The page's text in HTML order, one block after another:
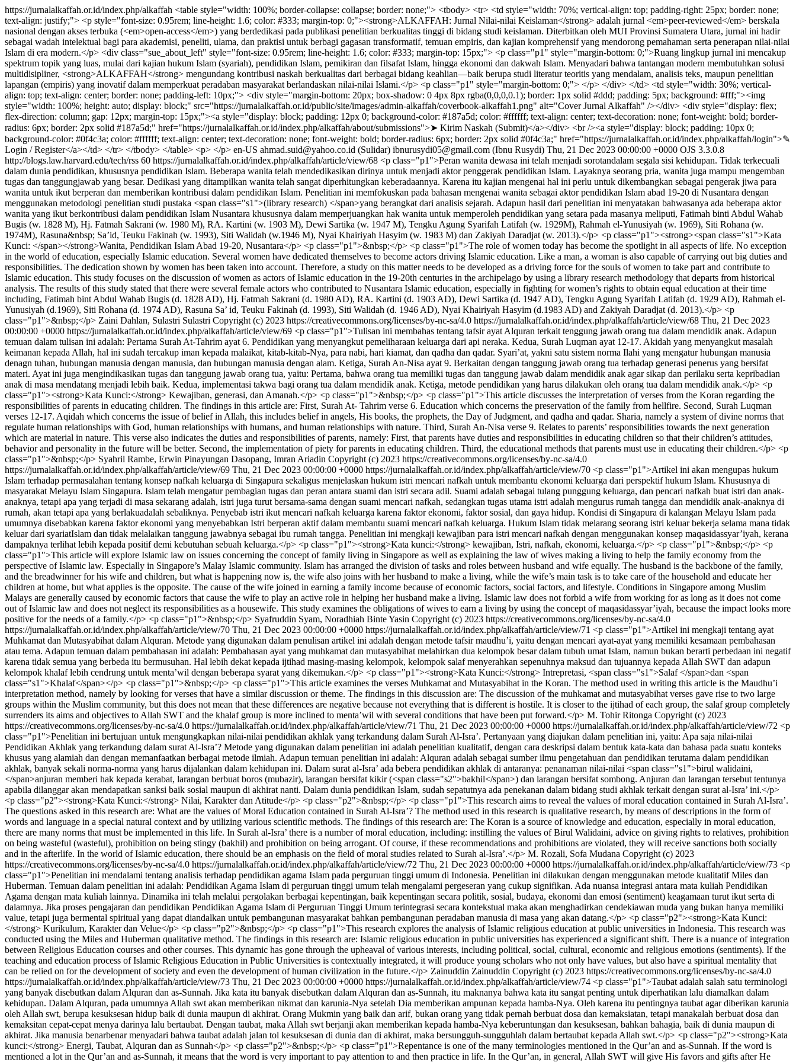
https://jurnalalkaffah.or.id/index.php/alkaffah <table style="width: 100%; border-collapse: collapse; border: none;"> <tbody> <tr> <td style="width: 70%; vertical-align: top; padding-right: 25px; border: none;
text-align: justify;"> <p style="font-size: 0.95rem; line-height: 1.6; color: #333; margin-top: 0;"><strong>ALKAFFAH: Jurnal Nilai-nilai Keislaman</strong> adalah jurnal <em>peer-reviewed</em> berskala
nasional dengan akses terbuka (<em>open-access</em>) yang berdedikasi pada publikasi penelitian berkualitas tinggi di bidang studi keislaman. Diterbitkan oleh MUI Provinsi Sumatera Utara, jurnal ini hadir
sebagai wadah intelektual bagi para akademisi, peneliti, ulama, dan praktisi untuk berbagi gagasan transformatif, temuan empiris, dan kajian komprehensif yang mendorong pemahaman serta penerapan nilai-nilai
Islam di era modern.</p> <div class="sue_about_left" style="font-size: 0.95rem; line-height: 1.6; color: #333; margin-top: 15px;"> <p class="p1" style="margin-bottom: 0;">Ruang lingkup jurnal ini mencakup
spektrum topik yang luas, mulai dari kajian hukum Islam (syariah), pendidikan Islam, pemikiran dan filsafat Islam, hingga ekonomi dan dakwah Islam. Menyadari bahwa tantangan modern membutuhkan solusi
multidisipliner, <strong>ALKAFFAH</strong> mengundang kontribusi naskah berkualitas dari berbagai bidang keahlian—baik berupa studi literatur teoritis yang mendalam, analisis teks, maupun penelitian
lapangan (empiris) yang inovatif dalam memperkuat peradaban masyarakat berlandaskan nilai-nilai Islami.</p> <p class="p1" style="margin-bottom: 0;"> </p> </div> </td> <td style="width: 30%; vertical-
align: top; text-align: center; border: none; padding-left: 10px;"> <div style="margin-bottom: 20px; box-shadow: 0 4px 8px rgba(0,0,0,0.1); border: 1px solid #ddd; padding: 5px; background: #fff;"><img
style="width: 100%; height: auto; display: block;" src="https://jurnalalkaffah.or.id/public/site/images/admin-alkaffah/coverbook-alkaffah1.png" alt="Cover Jurnal Alkaffah" /></div> <div style="display: flex;
flex-direction: column; gap: 12px; margin-top: 15px;"><a style="display: block; padding: 12px 0; background-color: #187a5d; color: #ffffff; text-align: center; text-decoration: none; font-weight: bold; border-
radius: 6px; border: 2px solid #187a5d;" href="https://jurnalalkaffah.or.id/index.php/alkaffah/about/submissions">➤ Kirim Naskah (Submit)</a></div> <br /><a style="display: block; padding: 10px 0;
background-color: #0f4c3a; color: #ffffff; text-align: center; text-decoration: none; font-weight: bold; border-radius: 6px; border: 2px solid #0f4c3a;" href="https://jurnalalkaffah.or.id/index.php/alkaffah/login">✎
Login / Register</a></td> </tr> </tbody> </table> <p> </p> en-US ahmad.suid@yahoo.co.id (Sulidar) ibnurusydi05@gmail.com (Ibnu Rusydi) Thu, 21 Dec 2023 00:00:00 +0000 OJS 3.3.0.8
http://blogs.law.harvard.edu/tech/rss 60 https://jurnalalkaffah.or.id/index.php/alkaffah/article/view/68 <p class="p1">Peran wanita dewasa ini telah menjadi sorotandalam segala sisi kehidupan. Tidak terkecuali
dalam dunia pendidikan, khususnya pendidikan Islam. Beberapa wanita telah mendedikasikan dirinya untuk menjadi aktor penggerak pendidikan Islam. Layaknya seorang pria, wanita juga mampu mengemban
tugas dan tanggungjawab yang besar. Dedikasi yang ditampilkan wanita telah sangat diperhitungkan keberadaannya. Karena itu kajian mengenai hal ini perlu untuk dikembangkan sebagai pengerak jiwa para
wanita untuk ikut berperan dan memberikan kontribusi dalam pendidikan Islam. Penelitian ini memfokuskan pada bahasan mengenai wanita sebagai aktor pendidikan Islam abad 19-20 di Nusantara dengan
menggunakan metodologi penelitian studi pustaka <span class="s1">(library research) </span>yang berangkat dari analisis sejarah. Adapun hasil dari penelitian ini menyatakan bahwasanya ada beberapa aktor
wanita yang ikut berkontribusi dalam pendidikan Islam Nusantara khususnya dalam memperjuangkan hak wanita untuk memperoleh pendidikan yang setara pada masanya meliputi, Fatimah binti Abdul Wahab
Bugis (w. 1828 M), Hj. Fatmah Sakrani (w. 1980 M), RA. Kartini (w. 1903 M), Dewi Sartika (w. 1947 M), Tengku Agung Syarifah Latifah (w. 1929M), Rahmah el-Yunusiyah (w. 1969), Siti Rohana (w.
1974M), Rasuna&nbsp; Sa’id, Teuku Fakinah (w. 1993), Siti Walidah (w.1946 M), Nyai Khairiyah Hasyim (w. 1983 M) dan Zakiyah Daradjat (w. 2013).</p> <p class="p1"><strong><span class="s1">Kata
Kunci: </span></strong>Wanita, Pendidikan Islam Abad 19-20, Nusantara</p> <p class="p1">&nbsp;</p> <p class="p1">The role of women today has become the spotlight in all aspects of life. No exception
in the world of education, especially Islamic education. Several women have dedicated themselves to become actors driving Islamic education. Like a man, a woman is also capable of carrying out big duties and
responsibilities. The dedication shown by women has been taken into account. Therefore, a study on this matter needs to be developed as a driving force for the souls of women to take part and contribute to
Islamic education. This study focuses on the discussion of women as actors of Islamic education in the 19-20th centuries in the archipelago by using a library research methodology that departs from historical
analysis. The results of this study stated that there were several female actors who contributed to Nusantara Islamic education, especially in fighting for women’s rights to obtain equal education at their time
including, Fatimah bint Abdul Wahab Bugis (d. 1828 AD), Hj. Fatmah Sakrani (d. 1980 AD), RA. Kartini (d. 1903 AD), Dewi Sartika (d. 1947 AD), Tengku Agung Syarifah Latifah (d. 1929 AD), Rahmah el-
Yunusiyah (d.1969), Siti Rohana (d. 1974 AD), Rasuna Sa’ id, Teuku Fakinah (d. 1993), Siti Walidah (d. 1946 AD), Nyai Khairiyah Hasyim (d.1983 AD) and Zakiyah Daradjat (d. 2013).</p> <p
class="p1">&nbsp;</p> Zaini Dahlan, Sulastri Sulastri Copyright (c) 2023 https://creativecommons.org/licenses/by-nc-sa/4.0 https://jurnalalkaffah.or.id/index.php/alkaffah/article/view/68 Thu, 21 Dec 2023
00:00:00 +0000 https://jurnalalkaffah.or.id/index.php/alkaffah/article/view/69 <p class="p1">Tulisan ini membahas tentang tafsir ayat Alquran terkait tenggung jawab orang tua dalam mendidik anak. Adapun
temuan dalam tulisan ini adalah: Pertama Surah At-Tahrim ayat 6. Pendidikan yang menyangkut pemeliharaan keluarga dari api neraka. Kedua, Surah Luqman ayat 12-17. Akidah yang menyangkut masalah
keimanan kepada Allah, hal ini sudah tercakup iman kepada malaikat, kitab-kitab-Nya, para nabi, hari kiamat, dan qadha dan qadar. Syari’at, yakni satu sistem norma Ilahi yang mengatur hubungan manusia
denagn tuhan, hubungan manusia dengan manusia, dan hubungan manusia dengan alam. Ketiga, Surah An-Nisa ayat 9. Berkaitan dengan tanggung jawab orang tua terhadap generasi penerus yang bersifat
materi. Ayat ini juga mengindikasikan tugas dan tanggung jawab orang tua, yaitu: Pertama, bahwa orang tua memiliki tugas dan tanggung jawab dalam mendidik anak agar sikap dan perilaku serta kepribadian
anak di masa mendatang menjadi lebih baik. Kedua, implementasi takwa bagi orang tua dalam mendidik anak. Ketiga, metode pendidikan yang harus dilakukan oleh orang tua dalam mendidik anak.</p> <p
class="p1"><strong>Kata Kunci:</strong> Kewajiban, generasi, dan Amanah.</p> <p class="p1">&nbsp;</p> <p class="p1">This article discusses the interpretation of verses from the Koran regarding the
responsibilities of parents in educating children. The findings in this article are: First, Surah At- Tahrim verse 6. Education which concerns the preservation of the family from hellfire. Second, Surah Luqman
verses 12-17. Aqidah which concerns the issue of belief in Allah, this includes belief in angels, His books, the prophets, the Day of Judgment, and qadha and qadar. Sharia, namely a system of divine norms that
regulate human relationships with God, human relationships with humans, and human relationships with nature. Third, Surah An-Nisa verse 9. Relates to parents’ responsibilities towards the next generation
which are material in nature. This verse also indicates the duties and responsibilities of parents, namely: First, that parents have duties and responsibilities in educating children so that their children’s attitudes,
behavior and personality in the future will be better. Second, the implementation of piety for parents in educating children. Third, the educational methods that parents must use in educating their children.</p> <p
class="p1">&nbsp;</p> Syahril Rambe, Erwin Pinayungan Dasopang, Imran Ariadin Copyright (c) 2023 https://creativecommons.org/licenses/by-nc-sa/4.0
https://jurnalalkaffah.or.id/index.php/alkaffah/article/view/69 Thu, 21 Dec 2023 00:00:00 +0000 https://jurnalalkaffah.or.id/index.php/alkaffah/article/view/70 <p class="p1">Artikel ini akan mengupas hukum
Islam terhadap permasalahan tentang konsep nafkah keluarga di Singapura sekaligus menjelaskan hukum istri mencari nafkah untuk membantu ekonomi keluarga dari perspektif hukum Islam. Khususnya di
masyarakat Melayu Islam Singapura. Islam telah mengatur pembagian tugas dan peran antara suami dan istri secara adil. Suami adalah sebagai tulang punggung keluarga, dan pencari nafkah buat istri dan anak-
anaknya, tetapi apa yang terjadi di masa sekarang adalah, istri juga turut bersama-sama dengan suami mencari nafkah, sedangkan tugas utama istri adalah mengurus rumah tangga dan mendidik anak-anaknya di
rumah, akan tetapi apa yang berlakuadalah sebaliknya. Penyebab istri ikut mencari nafkah keluarga karena faktor ekonomi, faktor sosial, dan gaya hidup. Kondisi di Singapura di kalangan Melayu Islam pada
umumnya disebabkan karena faktor ekonomi yang menyebabkan Istri berperan aktif dalam membantu suami mencari nafkah keluarga. Hukum Islam tidak melarang seorang istri keluar bekerja selama mana tidak
keluar dari syariatIslam dan tidak melalaikan tanggung jawabnya sebagai ibu rumah tangga. Penelitian ini mengkaji kewajiban para istri mencari nafkah dengan menggunakan konsep maqasidassyar’iyah, kerana
dampaknya terlihat lebih kepada positif demi kebutuhan sebuah keluarga.</p> <p class="p1"><strong>Kata kunci:</strong> kewajiban, Istri, nafkah, ekonomi, keluarga.</p> <p class="p1">&nbsp;</p> <p
class="p1">This article will explore Islamic law on issues concerning the concept of family living in Singapore as well as explaining the law of wives making a living to help the family economy from the
perspective of Islamic law. Especially in Singapore’s Malay Islamic community. Islam has arranged the division of tasks and roles between husband and wife equally. The husband is the backbone of the family,
and the breadwinner for his wife and children, but what is happening now is, the wife also joins with her husband to make a living, while the wife’s main task is to take care of the household and educate her
children at home, but what applies is the opposite. The cause of the wife joined in earning a family income because of economic factors, social factors, and lifestyle. Conditions in Singapore among Muslim
Malays are generally caused by economic factors that cause the wife to play an active role in helping her husband make a living. Islamic law does not forbid a wife from working for as long as it does not come
out of Islamic law and does not neglect its responsibilities as a housewife. This study examines the obligations of wives to earn a living by using the concept of maqasidassyar’iyah, because the impact looks more
positive for the needs of a family.</p> <p class="p1">&nbsp;</p> Syafruddin Syam, Noradhiah Binte Yasin Copyright (c) 2023 https://creativecommons.org/licenses/by-nc-sa/4.0
https://jurnalalkaffah.or.id/index.php/alkaffah/article/view/70 Thu, 21 Dec 2023 00:00:00 +0000 https://jurnalalkaffah.or.id/index.php/alkaffah/article/view/71 <p class="p1">Artikel ini mengkaji tentang ayat
Muhkamat dan Mutasyabihat dalam Alquran. Metode yang digunakan dalam penulisan artikel ini adalah dengan metode tafsir maudhu’i, yaitu dengan mencari ayat-ayat yang memiliki kesamaan pembahasan
atau tema. Adapun temuan dalam pembahasan ini adalah: Pembahasan ayat yang muhkamat dan mutasyabihat melahirkan dua kelompok besar dalam tubuh umat Islam, namun bukan berarti perbedaan ini negatif
karena tidak semua yang berbeda itu bermusuhan. Hal lebih dekat kepada ijtihad masing-masing kelompok, kelompok salaf menyerahkan sepenuhnya maksud dan tujuannya kepada Allah SWT dan adapun
kelompok khalaf lebih cendrung untuk menta’wil dengan beberapa syarat yang dikemukan.</p> <p class="p1"><strong>Kata Kunci:</strong> Intrepretasi, <span class="s1">Salaf </span>dan <span
class="s1">Khalaf</span></p> <p class="p1">&nbsp;</p> <p class="p1">This article examines the verses Muhkamat and Mutasyabihat in the Koran. The method used in writing this article is the Maudhu’i
interpretation method, namely by looking for verses that have a similar discussion or theme. The findings in this discussion are: The discussion of the muhkamat and mutasyabihat verses gave rise to two large
groups within the Muslim community, but this does not mean that these differences are negative because not everything that is different is hostile. It is closer to the ijtihad of each group, the salaf group completely
surrenders its aims and objectives to Allah SWT and the khalaf group is more inclined to menta’wil with several conditions that have been put forward.</p> M. Tohir Ritonga Copyright (c) 2023
https://creativecommons.org/licenses/by-nc-sa/4.0 https://jurnalalkaffah.or.id/index.php/alkaffah/article/view/71 Thu, 21 Dec 2023 00:00:00 +0000 https://jurnalalkaffah.or.id/index.php/alkaffah/article/view/72 <p
class="p1">Penelitian ini bertujuan untuk mengungkapkan nilai-nilai pendidikan akhlak yang terkandung dalam Surah Al-Isra’. Pertanyaan yang diajukan dalam penelitian ini, yaitu: Apa saja nilai-nilai
Pendidikan Akhlak yang terkandung dalam surat Al-Isra’? Metode yang digunakan dalam penelitian ini adalah penelitian kualitatif, dengan cara deskripsi dalam bentuk kata-kata dan bahasa pada suatu konteks
khusus yang alamiah dan dengan memanfaatkan berbagai metode ilmiah. Adapun temuan penelitian ini adalah: Alquran adalah sebagai sumber ilmu pengetahuan dan pendidikan terutama dalam pendidikan
akhlak, banyak sekali norma-norma yang harus dijalankan dalam kehidupan ini. Dalam surat al-Isra’ ada bebera pendidikan akhlak di antaranya: penanaman nilai-nilai <span class="s1">birul walidaini,
</span>anjuran memberi hak kepada kerabat, larangan berbuat boros (mubazir), larangan bersifat kikir (<span class="s2">bakhil</span>) dan larangan bersifat sombong. Anjuran dan larangan tersebut tentunya
apabila dilanggar akan mendapatkan sanksi baik sosial maupun di akhirat nanti. Dalam dunia pendidikan Islam, sudah sepatutnya ada penekanan dalam bidang studi akhlak terkait dengan surat al-Isra’ ini.</p>
<p class="p2"><strong>Kata Kunci:</strong> Nilai, Karakter dan Atitude</p> <p class="p2">&nbsp;</p> <p class="p1">This research aims to reveal the values of moral education contained in Surah Al-Isra’.
The questions asked in this research are: What are the values of Moral Education contained in Surah Al-Isra’? The method used in this research is qualitative research, by means of descriptions in the form of
words and language in a special natural context and by utilizing various scientific methods. The findings of this research are: The Koran is a source of knowledge and education, especially in moral education,
there are many norms that must be implemented in this life. In Surah al-Isra’ there is a number of moral education, including: instilling the values of Birul Walidaini, advice on giving rights to relatives, prohibition
on being wasteful (wasteful), prohibition on being stingy (bakhil) and prohibition on being arrogant. Of course, if these recommendations and prohibitions are violated, they will receive sanctions both socially
and in the afterlife. In the world of Islamic education, there should be an emphasis on the field of moral studies related to Surah al-Isra’.</p> M. Rozali, Sofa Mudana Copyright (c) 2023
https://creativecommons.org/licenses/by-nc-sa/4.0 https://jurnalalkaffah.or.id/index.php/alkaffah/article/view/72 Thu, 21 Dec 2023 00:00:00 +0000 https://jurnalalkaffah.or.id/index.php/alkaffah/article/view/73 <p
class="p1">Penelitian ini mendalami tentang analisis terhadap pendidikan agama Islam pada perguruan tinggi umum di Indonesia. Penelitian ini dilakukan dengan menggunakan metode kualitatif Miles dan
Huberman. Temuan dalam penelitian ini adalah: Pendidikan Agama Islam di perguruan tinggi umum telah mengalami pergeseran yang cukup signifikan. Ada nuansa integrasi antara mata kuliah Pendidikan
Agama dengan mata kuliah lainnya. Dinamika ini telah melalui pergolakan berbagai kepentingan, baik kepentingan secara politik, sosial, budaya, ekonomi dan emosi (sentiment) keagamaan turut ikut serta di
dalamnya. Jika proses pengajaran dan pendidikan Pendidikan Agama Islam di Perguruan Tinggi Umum terintegrasi secara kontekstual maka akan menghadirkan cendekiawan muda yang bukan hanya memiliki
value, tetapi juga bermental spiritual yang dapat diandalkan untuk pembangunan masyarakat bahkan pembangunan peradaban manusia di masa yang akan datang.</p> <p class="p2"><strong>Kata Kunci:
</strong> Kurikulum, Karakter dan Velue</p> <p class="p2">&nbsp;</p> <p class="p1">This research explores the analysis of Islamic religious education at public universities in Indonesia. This research was
conducted using the Miles and Huberman qualitative method. The findings in this research are: Islamic religious education in public universities has experienced a significant shift. There is a nuance of integration
between Religious Education courses and other courses. This dynamic has gone through the upheaval of various interests, including political, social, cultural, economic and religious emotions (sentiments). If the
teaching and education process of Islamic Religious Education in Public Universities is contextually integrated, it will produce young scholars who not only have values, but also have a spiritual mentality that
can be relied on for the development of society and even the development of human civilization in the future.</p> Zainuddin Zainuddin Copyright (c) 2023 https://creativecommons.org/licenses/by-nc-sa/4.0
https://jurnalalkaffah.or.id/index.php/alkaffah/article/view/73 Thu, 21 Dec 2023 00:00:00 +0000 https://jurnalalkaffah.or.id/index.php/alkaffah/article/view/74 <p class="p1">Taubat adalah salah satu terminologi
yang banyak disebutkan dalam Alquran dan as-Sunnah. Jika kata itu banyak disebutkan dalam Alquran dan as-Sunnah, itu maknanya bahwa kata itu sangat penting untuk diperhatikan lalu diamalkan dalam
kehidupan. Dalam Alquran, pada umumnya Allah swt akan memberikan nikmat dan karunia-Nya setelah Dia memberikan ampunan kepada hamba-Nya. Oleh karena itu pentingnya taubat agar diberikan karunia
oleh Allah swt, berupa kesuksesan hidup baik di dunia maupun di akhirat. Orang Mukmin yang baik dan arif, bukan orang yang tidak pernah berbuat dosa dan kemaksiatan, tetapi manakalah berbuat dosa dan
kemaksitan cepat-cepat menya darinya lalu bertaubat. Dengan taubat, maka Allah swt berjanji akan memberikan kepada hamba-Nya keberuntungan dan kesuksesan, bahkan bahagia, baik di dunia maupun di
akhirat. Jika manusia benarbenar menyadari bahwa taubat adalah jalan tol kesuksesan di dunia dan di akhirat, maka bersungguh-sungguhlah dalam bertaubat kepada Allah swt.</p> <p class="p2"><strong>Kata
kunci:</strong> Energi, Taubat, Alquran dan as Sunnah</p> <p class="p2">&nbsp;</p> <p class="p1">Repentance is one of the many terminologies mentioned in the Qur’an and as-Sunnah. If the word is
mentioned a lot in the Qur’an and as-Sunnah, it means that the word is very important to pay attention to and then practice in life. In the Qur’an, in general, Allah SWT will give His favors and gifts after He